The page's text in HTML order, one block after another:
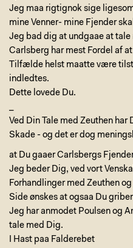
Jeg maa rigtignok sige
mine Venner- mine Fjender
Jeg bad dig at undgaae at
Carlsberg har mest Fordel af
Tilfælde helst maatte være
indledtes.
Dette lovede Du.
Ved Din Tale med Zeuthen
Skade - og det er dog
at Du gaaer Carlsbergs
Jeg beder Dig, ved vort
Forhandlinger med Zeuthen
Side ønskes at ogsaa Du
Jeg har anmodet Poulsen og
tale med Dig.
I Hast paa Falderebet